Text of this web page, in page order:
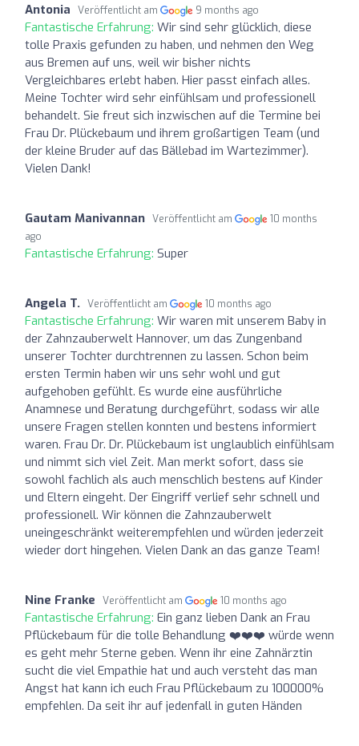
Antonia Veröffentlicht am 9 months ago
Fantastische Erfahrung: Wir sind sehr glücklich, diese
tolle Praxis gefunden zu haben, und nehmen den Weg
aus Bremen auf uns, weil wir bisher nichts
Vergleichbares erlebt haben. Hier passt einfach alles.
Meine Tochter wird sehr einfühlsam und professionell
behandelt. Sie freut sich inzwischen auf die Termine bei
Frau Dr. Plückebaum und ihrem großartigen Team (und
der kleine Bruder auf das Bällebad im Wartezimmer).
Vielen Dank!
Gautam Manivannan Veröffentlicht am
10 months
ago
Fantastische Erfahrung: Super
Angela T. Veröffentlicht am 10 months ago
Fantastische Erfahrung: Wir waren mit unserem Baby in
der Zahnzauberwelt Hannover, um das Zungenband
unserer Tochter durchtrennen zu lassen. Schon beim
ersten Termin haben wir uns sehr wohl und gut
aufgehoben gefühlt. Es wurde eine ausführliche
Anamnese und Beratung durchgeführt, sodass wir alle
unsere Fragen stellen konnten und bestens informiert
waren. Frau Dr. Dr. Plückebaum ist unglaublich einfühlsam
und nimmt sich viel Zeit. Man merkt sofort, dass sie
sowohl fachlich als auch menschlich bestens auf Kinder
und Eltern eingeht. Der Eingriff verlief sehr schnell und
professionell. Wir können die Zahnzauberwelt
uneingeschränkt weiterempfehlen und würden jederzeit
wieder dort hingehen. Vielen Dank an das ganze Team!
Nine Franke Veröffentlicht am 10 months ago
Fantastische Erfahrung: Ein ganz lieben Dank an Frau
Pflückebaum für die tolle Behandlung ❤️❤️❤️ würde wenn
es geht mehr Sterne geben. Wenn ihr eine Zahnärztin
sucht die viel Empathie hat und auch versteht das man
Angst hat kann ich euch Frau Pflückebaum zu 100000%
empfehlen. Da seit ihr auf jedenfall in guten Händen